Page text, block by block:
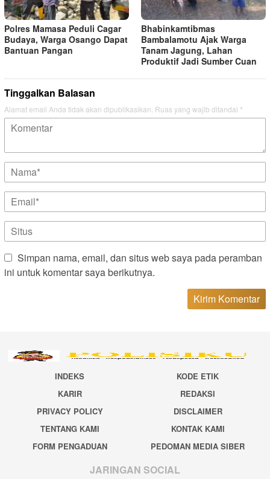
Polres Mamasa Peduli Cagar
Budaya, Warga Osango Dapat
Bantuan Pangan
Bhabinkamtibmas
Bambalamotu Ajak Warga
Tanam Jagung, Lahan
Produktif Jadi Sumber Cuan
Tinggalkan Balasan
Alamat email Anda tidak akan dipublikasikan. Ruas yang wajib ditandai *
Simpan nama, email, dan situs web saya pada peramban
ini untuk komentar saya berikutnya.
INDEKS
KODE ETIK
KARIR
REDAKSI
PRIVACY POLICY
DISCLAIMER
TENTANG KAMI
KONTAK KAMI
FORM PENGADUAN
PEDOMAN MEDIA SIBER
JARINGAN SOCIAL